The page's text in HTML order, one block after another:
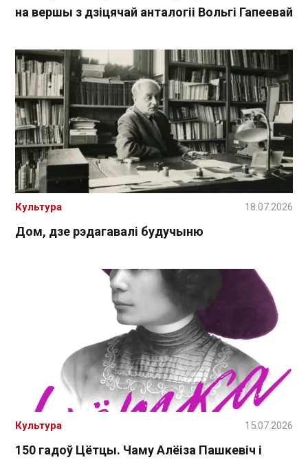
на вершы з дзіцячай анталогіі Вольгі Гапеевай
Дом, дзе рэдагавалі будучыню
Культура 18.07.2026
150 гадоў Цётцы. Чаму Алёіза Пашкевіч і
Культура 15.07.2026